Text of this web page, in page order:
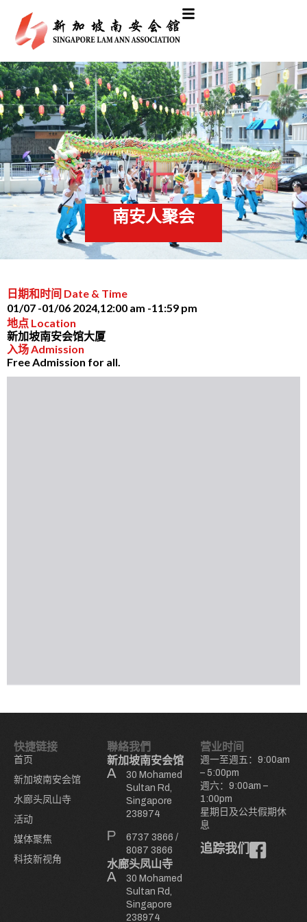
南安人聚会
日期和时间 Date & Time
01/07 -01/06 2024,12:00 am -11:59 pm
地点 Location
新加坡南安会馆大厦
入场 Admission
Free Admission for all.
快捷链接
首页
新加坡南安会馆
水廊头凤山寺
活动
媒体聚焦
科技新视角
聯絡我們
新加坡南安会馆
30 Mohamed
Sultan Rd,
Singapore
238974
6737 3866 /
8087 3866
水廊头凤山寺
30 Mohamed
Sultan Rd,
Singapore
238974
营业时间
週一至週五：9:00am
– 5:00pm
週六：9:00am –
1:00pm
星期日及公共假期休
息
追踪我们